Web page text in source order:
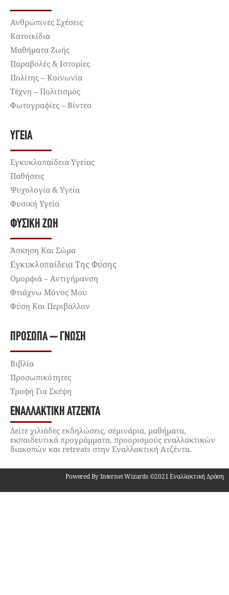
Ανθρώπινες Σχέσεις
Κατοικίδια
Μαθήματα Ζωής
Παραβολές & Ιστορίες
Πολίτης – Κοινωνία
Τέχνη – Πολιτισμός
Φωτογραφίες – Βίντεο
ΥΓΕΊΑ
Εγκυκλοπαίδεια Υγείας
Παθήσεις
Ψυχολογία & Υγεία
Φυσική Υγεία
ΦΥΣΙΚΉ ΖΩΉ
Άσκηση Και Σώμα
Εγκυκλοπαίδεια Της Φύσης
Ομορφιά – Αντιγήρανση
Φτιάχνω Μόνος Μου
Φύση Και Περιβάλλον
ΠΡΌΣΩΠΑ – ΓΝΏΣΗ
Βιβλία
Προσωπικότητες
Τροφή Για Σκέψη
ΕΝΑΛΛΑΚΤΙΚΉ ΑΤΖΈΝΤΑ
Δείτε χιλιάδες εκδηλώσεις, σεμινάρια, μαθήματα,
εκπαιδευτικά προγράμματα, προορισμούς εναλλακτικών
διακοπών και retreats στην Εναλλακτική Ατζέντα.
Powered By Internet Wizards ©2021 Εναλλακτική Δράση